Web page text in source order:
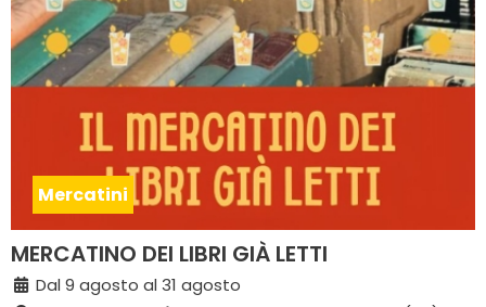
Mercatini
MERCATINO DEI LIBRI GIÀ LETTI
Dal 9 agosto al 31 agosto